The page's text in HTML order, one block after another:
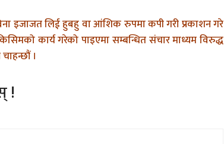
इजाजत लिई हुबहु वा आंशिक रुपमा कपी गरी प्रकाशन गरे
कार्य गरेको पाइएमा सम्बन्धित संचार माध्यम विरुद्ध
।
!